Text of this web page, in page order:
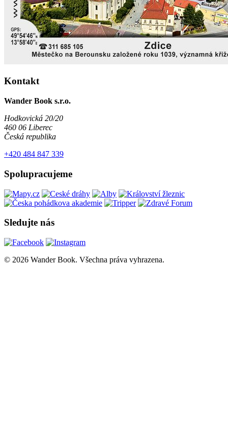
Kontakt
Wander Book s.r.o.
Hodkovická 20/20
460 06 Liberec
Česká republika
+420 484 847 339
Spolupracujeme
Sledujte nás
© 2026 Wander Book. Všechna práva vyhrazena.